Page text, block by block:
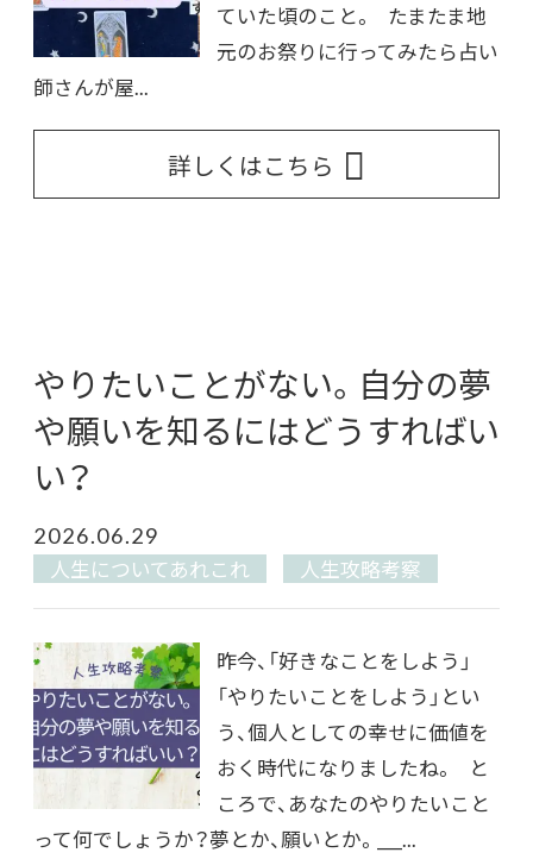
ていた頃のこと。 たまたま地
元のお祭りに行ってみたら占い
師さんが屋...
詳しくはこちら
やりたいことがない。自分の夢
や願いを知るにはどうすればい
い？
2026.06.29
人生についてあれこれ 人生攻略考察
昨今、「好きなことをしよう」
「やりたいことをしよう」とい
う、個人としての幸せに価値を
おく時代になりましたね。 と
ころで、あなたのやりたいこと
って何でしょうか？夢とか、願いとか。___...